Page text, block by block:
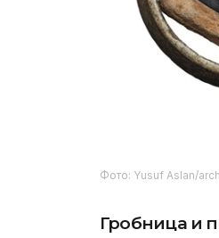
Фото: Yusuf Aslan/
Гробница и